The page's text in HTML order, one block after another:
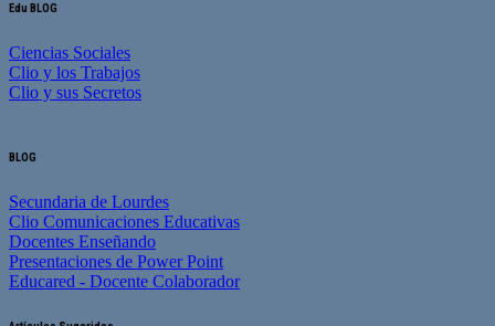
Edu BLOG
Ciencias Sociales
Clio y los Trabajos
Clio y sus Secretos
BLOG
Secundaria de Lourdes
Clio Comunicaciones Educativas
Docentes Enseñando
Presentaciones de Power Point
Educared - Docente Colaborador